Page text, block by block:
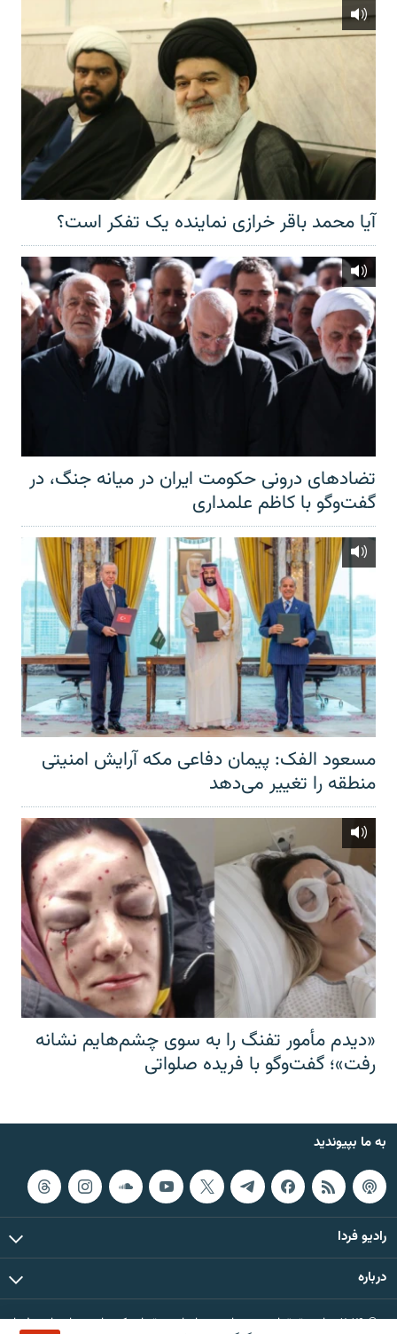
آیا محمد باقر خرازی نماینده یک تفکر است؟
تضادهای درونی حکومت ایران در میانه جنگ، در
گفت‌‌وگو با کاظم علمداری
مسعود الفک: پیمان دفاعی مکه آرایش امنیتی
منطقه را تغییر می‌دهد
«دیدم مأمور تفنگ را به سوی چشم‌هایم نشانه
رفت»؛ گفت‌و‌گو با فریده صلواتی
به ما بپیوندید
رادیو فردا
درباره
© ۲۰۲۶ تمام حقوق این وب‌سایت، بر اساس مقررات کپی‌رایت، برای رادیو فردا